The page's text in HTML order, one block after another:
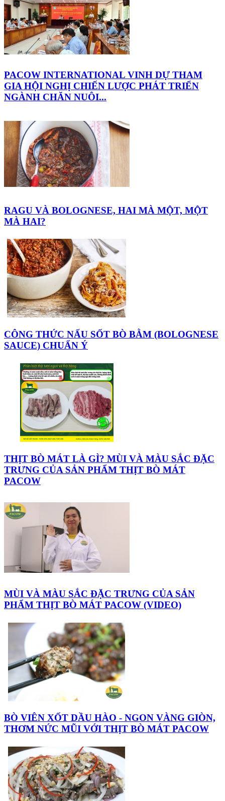
PACOW INTERNATIONAL VINH DỰ THAM
GIA HỘI NGHỊ CHIẾN LƯỢC PHÁT TRIỂN
NGÀNH CHĂN NUÔI...
RAGU VÀ BOLOGNESE, HAI MÀ MỘT, MỘT
MÀ HAI?
CÔNG THỨC NẤU SỐT BÒ BẰM (BOLOGNESE
SAUCE) CHUẨN Ý
THỊT BÒ MÁT LÀ GÌ? MÙI VÀ MÀU SẮC ĐẶC
TRƯNG CỦA SẢN PHẨM THỊT BÒ MÁT
PACOW
MÙI VÀ MÀU SẮC ĐẶC TRƯNG CỦA SẢN
PHẨM THỊT BÒ MÁT PACOW (VIDEO)
BÒ VIÊN XỐT DẦU HÀO - NGON VÀNG GIÒN,
THƠM NỨC MŨI VỚI THỊT BÒ MÁT PACOW